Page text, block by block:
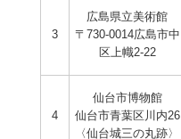
3
広島県立美術館
〒730-0014広島市中
区上幟2-22
4
仙台市博物館
仙台市青葉区川内26
〈仙台城三の丸跡〉